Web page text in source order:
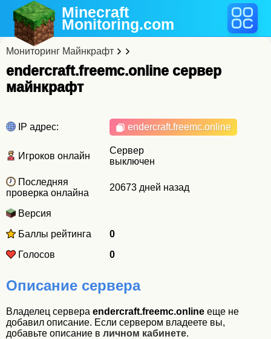
Minecraft
Monitoring.com
Мониторинг Майнкрафт
endercraft.freemc.online cервер
майнкрафт
IP адрес: endercraft.freemc.online
Игроков онлайн
Сервер
выключен
Последняя
проверка онлайна
20673 дней назад
Версия
Баллы рейтинга
0
Голосов
0
Описание сервера
Владелец сервера endercraft.freemc.online еще не
добавил описание. Если сервером владеете вы,
добавьте описание в личном кабинете.